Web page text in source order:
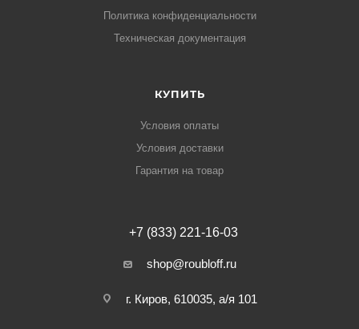
Политика конфиденциальности
Техническая документация
КУПИТЬ
Условия оплаты
Условия доставки
Гарантия на товар
+7 (833) 221-16-03
shop@roubloff.ru
г. Киров, 610035, а/я 101